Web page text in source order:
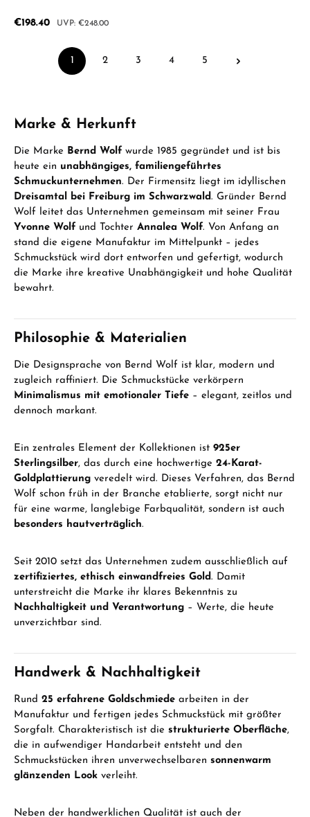
Sale price:
€198.40 Regular price:
€248.00
Page
1 2 3 4 5
Marke & Herkunft
Die Marke Bernd Wolf wurde 1985 gegründet und ist bis
heute ein unabhängiges, familiengeführtes
Schmuckunternehmen. Der Firmensitz liegt im idyllischen
Dreisamtal bei Freiburg im Schwarzwald. Gründer Bernd
Wolf leitet das Unternehmen gemeinsam mit seiner Frau
Yvonne Wolf und Tochter Annalea Wolf. Von Anfang an
stand die eigene Manufaktur im Mittelpunkt – jedes
Schmuckstück wird dort entworfen und gefertigt, wodurch
die Marke ihre kreative Unabhängigkeit und hohe Qualität
bewahrt.
Philosophie & Materialien
Die Designsprache von Bernd Wolf ist klar, modern und
zugleich raffiniert. Die Schmuckstücke verkörpern
Minimalismus mit emotionaler Tiefe – elegant, zeitlos und
dennoch markant.
Ein zentrales Element der Kollektionen ist 925er
Sterlingsilber, das durch eine hochwertige 24-Karat-
Goldplattierung veredelt wird. Dieses Verfahren, das Bernd
Wolf schon früh in der Branche etablierte, sorgt nicht nur
für eine warme, langlebige Farbqualität, sondern ist auch
besonders hautverträglich.
Seit 2010 setzt das Unternehmen zudem ausschließlich auf
zertifiziertes, ethisch einwandfreies Gold. Damit
unterstreicht die Marke ihr klares Bekenntnis zu
Nachhaltigkeit und Verantwortung – Werte, die heute
unverzichtbar sind.
Handwerk & Nachhaltigkeit
Rund 25 erfahrene Goldschmiede arbeiten in der
Manufaktur und fertigen jedes Schmuckstück mit größter
Sorgfalt. Charakteristisch ist die strukturierte Oberfläche,
die in aufwendiger Handarbeit entsteht und den
Schmuckstücken ihren unverwechselbaren sonnenwarm
glänzenden Look verleiht.
Neben der handwerklichen Qualität ist auch der